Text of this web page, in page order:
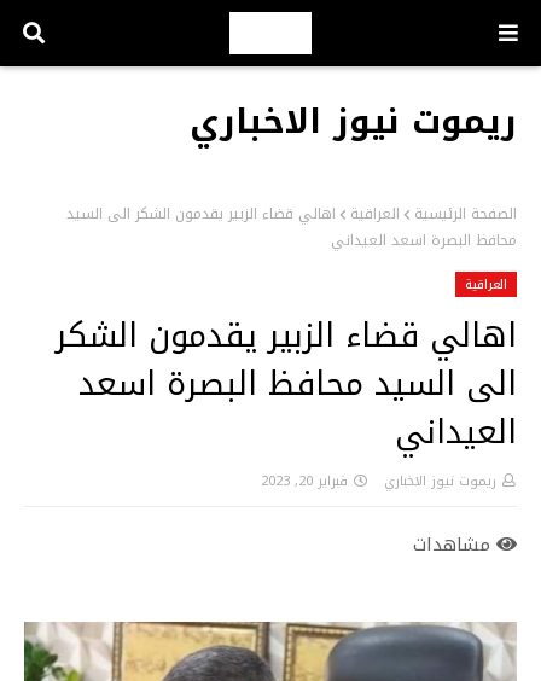
ريموت نيوز الاخباري
الصفحة الرئيسية العراقية
اهالي قضاء الزبير يقدمون الشكر الى السيد
محافظ البصرة اسعد العيداني
العراقية
اهالي قضاء الزبير يقدمون الشكر
الى السيد محافظ البصرة اسعد
العيداني
ريموت نيوز الاخباري فبراير 20, 2023
مشاهدات